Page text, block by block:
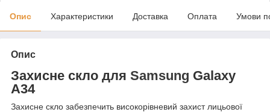
Опис Характеристики Доставка Оплата Умови
Опис
Захисне скло для Samsung Galaxy
A34
Захисне скло забезпечить високорівневий захист лицьової